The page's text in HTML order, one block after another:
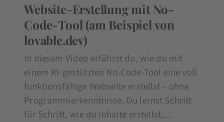
Website-Erstellung mit No-
Code-Tool (am Beispiel von
lovable.dev)
In diesem Video erfährst du, wie du mit
einem KI-gestützten No-Code-Tool eine voll
funktionsfähige Webseite erstellst – ohne
Programmierkenntnisse. Du lernst Schritt
für Schritt, wie du Inhalte erstellst,…